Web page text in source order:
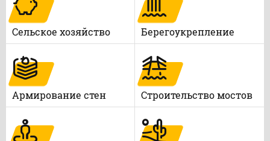
Сельское хозяйство Берегоукрепление
Армирование стен Строительство мостов